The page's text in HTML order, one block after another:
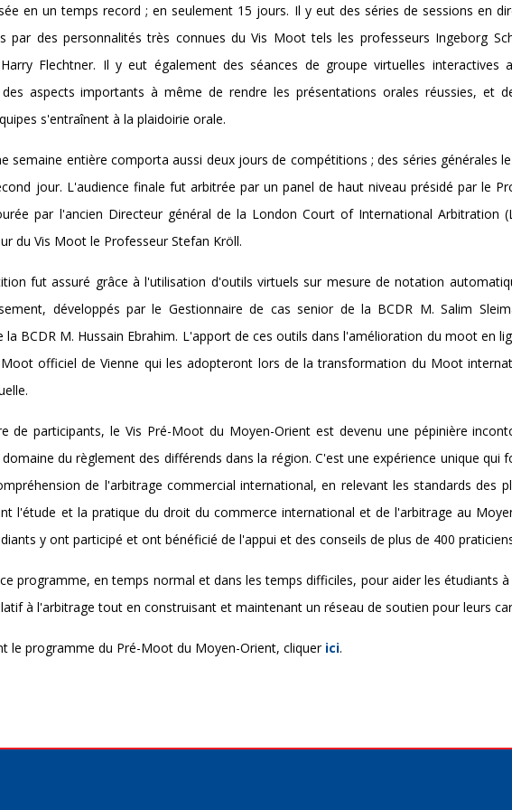
en un temps record ; en seulement 15 jours. Il y eut des séries de sessions en
par des personnalités très connues du Vis Moot tels les professeurs Ingeborg
Flechtner. Il y eut également des séances de groupe virtuelles interactives
aspects importants à même de rendre les présentations orales réussies, et
s'entraînent à la plaidoirie orale.
semaine entière comporta aussi deux jours de compétitions ; des séries générales
jour. L'audience finale fut arbitrée par un panel de haut niveau présidé par le
par l'ancien Directeur général de la London Court of International Arbitration
du Vis Moot le Professeur Stefan Kröll.
fut assuré grâce à l'utilisation d'outils virtuels sur mesure de notation
développés par le Gestionnaire de cas senior de la BCDR M. Salim
BCDR M. Hussain Ebrahim. L'apport de ces outils dans l'amélioration du moot en
officiel de Vienne qui les adopteront lors de la transformation du Moot
de participants, le Vis Pré-Moot du Moyen-Orient est devenu une pépinière
du règlement des différends dans la région. C'est une expérience unique qui
de l'arbitrage commercial international, en relevant les standards des
l'étude et la pratique du droit du commerce international et de l'arbitrage au
y ont participé et ont bénéficié de l'appui et des conseils de plus de 400
programme, en temps normal et dans les temps difficiles, pour aider les étudiants
à l'arbitrage tout en construisant et maintenant un réseau de soutien pour leurs
le programme du Pré-Moot du Moyen-Orient, cliquer ici.